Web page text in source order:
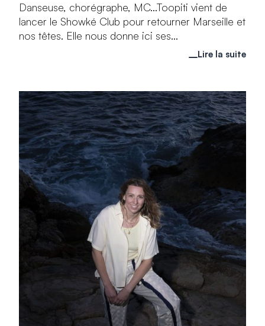
Danseuse, chorégraphe, MC...Toopiti vient de
lancer le Showké Club pour retourner Marseille et
nos têtes. Elle nous donne ici ses...
Lire la suite